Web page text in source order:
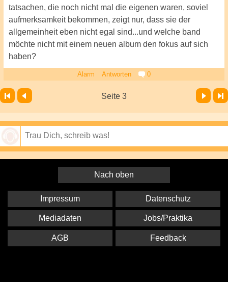
tatsachen, die noch nicht mal die eigenen waren, soviel
aufmerksamkeit bekommen, zeigt nur, dass sie der
allgemeinheit eben nicht egal sind...und welche band
möchte nicht mit einem neuen album den fokus auf sich
haben?
Alarm Antworten 0
Seite 3
Vor Letzte Seite
Nach oben
Impressum Datenschutz
Mediadaten Jobs/Praktika
AGB Feedback